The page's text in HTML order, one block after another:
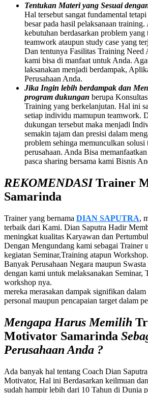
Tentukan Materi yang Sesuai
Hal tersebut sangat fundamental
besar pada hasil pelaksanaan
kebutuhan berdasarkan problem
teamwork ataupun study case yang
Dan tentunya Fasilitas Training Need
kami bisa di manfaat untuk Anda.
laksanakan menjadi berdampak,
Perusahaan Anda.
Jika Ingin lebih berdampak dan
program dukungan berupa
Training yang berkelanjutan. Hal ini
setiap individu mamupun teamwork.
dukungan tersebut maka menjadi
semakin tajam dan presisi dalam
problem sehinga memunculkan solusi
perusahaan. Anda Bisa
pasca sharing bersama kami Bisnis
REKOMENDASITrainer
Samarinda
Trainer yang bernama DIAN SAPUTRA,
terbaik dari Kami. Dian Saputra Hadir
meningkat kualitas Karyawan dan
Dengan Mengundang kami sebagai Trainer
kegiatan Seminar,Training atapun
Banyak Perusahaan Negara maupun
dengan kami untuk melaksanakan Seminar,
workshop nya.
mereka merasakan dampak signifikan
personal maupun pencapaian target dalam
Mengapa Harus Memilih
Motivator Samarinda
Perusahaan Anda ?
Ada banyak hal tentang Coach Dian Saputra
Motivator, Hal ini Berdasarkan keilmuan
sudah hampir lebih dari 10 Tahun di Dunia